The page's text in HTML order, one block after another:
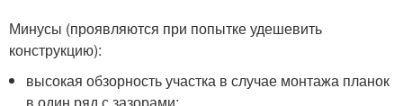
Минусы (проявляются при попытке удешевить
конструкцию):
высокая обзорность участка в случае монтажа планок